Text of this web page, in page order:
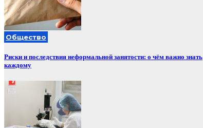
Общество
Риски и последствия неформальной занятости: о чём важно знать
каждому